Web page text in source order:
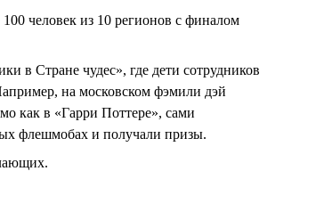
человек из 10 регионов с финалом
в Стране чудес», где дети сотрудников
на московском фэмили дэй
как в «Гарри Поттере», сами
флешмобах и получали призы.